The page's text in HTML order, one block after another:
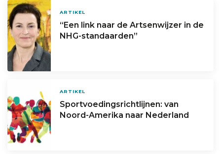
ARTIKEL
“Een link naar de Artsenwijzer in de
NHG-standaarden”
ARTIKEL
Sportvoedingsrichtlijnen: van
Noord-Amerika naar Nederland